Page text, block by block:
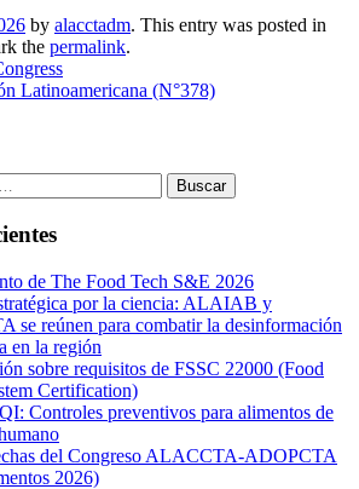
by alacctadm. This entry was posted in
the permalink.
Latinoamericana (N°378)
de The Food Tech S&E 2026
por la ciencia: ALAIAB y
se reúnen para combatir la desinformación
en la región
sobre requisitos de FSSC 22000 (Food
Certification)
Controles preventivos para alimentos de
del Congreso ALACCTA-ADOPCTA
2026)